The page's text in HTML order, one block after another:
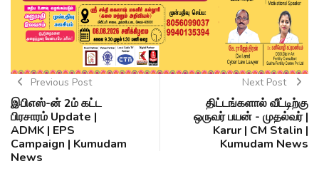
Previous Post
இபிஎஸ்-ன் 2ம் கட்ட
பிரசாரம் Update |
ADMK | EPS
Campaign | Kumudam
News
Next Post
திட்டங்களால் வீட்டிற்கு
ஒருவர் பயன் - முதல்வர் |
Karur | CM Stalin |
Kumudam News